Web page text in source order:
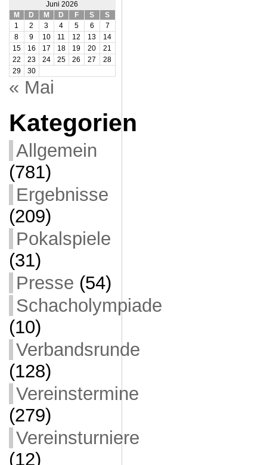
Juni 2026
M
D M D F S
S
1
2 3 4 5 6
7
8
9 10 11 12 13
14
15
16 17 18 19 20
21
22
23 24 25 26 27
28
29
30
« Mai
Kategorien
Allgemein
(781)
Ergebnisse
(209)
Pokalspiele
(31)
Presse (54)
Schacholympiade
(10)
Verbandsrunde
(128)
Vereinstermine
(279)
Vereinsturniere
(12)